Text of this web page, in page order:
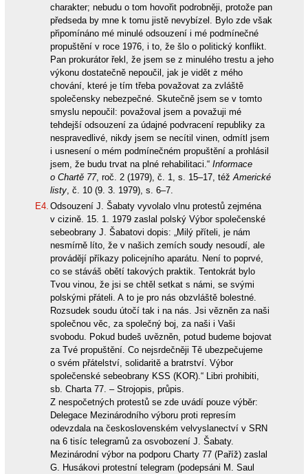
charakter; nebudu o tom hovořit podrobněji, protože pan
předseda by mne k tomu jistě nevybízel. Bylo zde však
připomínáno mé minulé odsouzení i mé podmínečné
propuštění v roce 1976, i to, že šlo o politický konflikt.
Pan prokurátor řekl, že jsem se z minulého trestu a jeho
výkonu dostatečně nepoučil, jak je vidět z mého
chování, které je tím třeba považovat za zvláště
společensky nebezpečné. Skutečně jsem se v tomto
smyslu nepoučil: považoval jsem a považuji mé
tehdejší odsouzení za údajné podvracení republiky za
nespravedlivé, nikdy jsem se necítil vinen, odmítl jsem
i usnesení o mém podmínečném propuštění a prohlásil
jsem, že budu trvat na plné rehabilitaci.“ Informace
o Chartě 77, roč. 2 (1979), č. 1, s. 15–17, též Americké
listy, č. 10 (9. 3. 1979), s. 6–7.
E4. Odsouzení J. Šabaty vyvolalo vlnu protestů zejména
v cizině. 15. 1. 1979 zaslal polský Výbor společenské
sebeobrany J. Šabatovi dopis: „Milý příteli, je nám
nesmírně líto, že v našich zemích soudy nesoudí, ale
provádějí příkazy policejního aparátu. Není to poprvé,
co se stáváš obětí takových praktik. Tentokrát bylo
Tvou vinou, že jsi se chtěl setkat s námi, se svými
polskými přáteli. A to je pro nás obzvláště bolestné.
Rozsudek soudu útočí tak i na nás. Jsi vězněn za naši
společnou věc, za společný boj, za naši i Vaši
svobodu. Pokud budeš uvězněn, potud budeme bojovat
za Tvé propuštění. Co nejsrdečněji Tě ubezpečujeme
o svém přátelství, solidaritě a bratrství. Výbor
společenské sebeobrany KSS (KOR).“ Libri prohibiti,
sb. Charta 77. – Strojopis, průpis.
Z nespočetných protestů se zde uvádí pouze výběr:
Delegace Mezinárodního výboru proti represím
odevzdala na československém velvyslanectví v SRN
na 6 tisíc telegramů za osvobození J. Šabaty.
Mezinárodní výbor na podporu Charty 77 (Paříž) zaslal
G. Husákovi protestní telegram (podepsáni M. Saul